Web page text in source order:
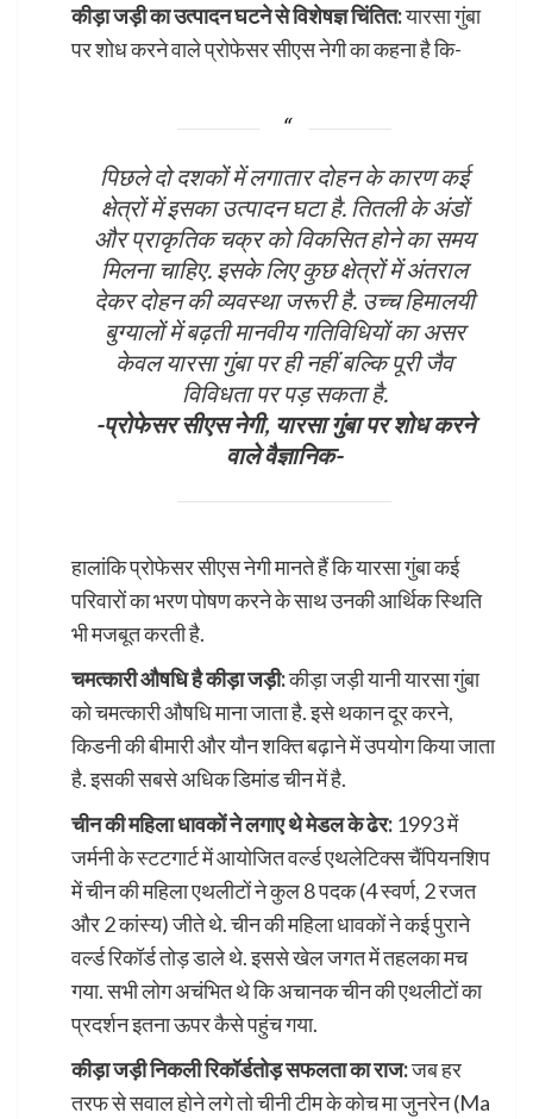
कीड़ा जड़ी का उत्पादन घटने से विशेषज्ञ चिंतित:यारसा गुंबा
पर शोध करने वाले प्रोफेसर सीएस नेगी का कहना है कि-
पिछले दो दशकों में लगातार दोहन के कारण कई
क्षेत्रों में इसका उत्पादन घटा है. तितली के अंडों
और प्राकृतिक चक्र को विकसित होने का समय
मिलना चाहिए. इसके लिए कुछ क्षेत्रों में अंतराल
देकर दोहन की व्यवस्था जरूरी है. उच्च हिमालयी
बुग्यालों में बढ़ती मानवीय गतिविधियों का असर
केवल यारसा गुंबा पर ही नहीं बल्कि पूरी जैव
विविधता पर पड़ सकता है.
-प्रोफेसर सीएस नेगी, यारसा गुंबा पर शोध करने
वाले वैज्ञानिक-
हालांकि प्रोफेसर सीएस नेगी मानते हैं कि यारसा गुंबा कई
परिवारों का भरण पोषण करने के साथ उनकी आर्थिक स्थिति
भी मजबूत करती है.
चमत्कारी औषधि है कीड़ा जड़ी:कीड़ा जड़ी यानी यारसा गुंबा
को चमत्कारी औषधि माना जाता है. इसे थकान दूर करने,
किडनी की बीमारी और यौन शक्ति बढ़ाने में उपयोग किया जाता
है. इसकी सबसे अधिक डिमांड चीन में है.
चीन की महिला धावकों ने लगाए थे मेडल के ढेर: 1993 में
जर्मनी के स्टटगार्ट में आयोजित वर्ल्ड एथलेटिक्स चैंपियनशिप
में चीन की महिला एथलीटों ने कुल 8 पदक (4 स्वर्ण, 2 रजत
और 2 कांस्य) जीते थे. चीन की महिला धावकों ने कई पुराने
वर्ल्ड रिकॉर्ड तोड़ डाले थे. इससे खेल जगत में तहलका मच
गया. सभी लोग अचंभित थे कि अचानक चीन की एथलीटों का
प्रदर्शन इतना ऊपर कैसे पहुंच गया.
कीड़ा जड़ी निकली रिकॉर्डतोड़ सफलता का राज:जब हर
तरफ से सवाल होने लगे तो चीनी टीम के कोच मा जुनरेन (Ma